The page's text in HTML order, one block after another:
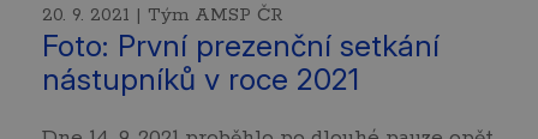
20. 9. 2021 | Tým AMSP ČR
Foto: První prezenční setkání
nástupníků v roce 2021